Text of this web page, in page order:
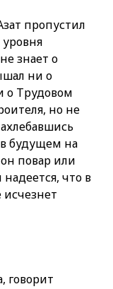
пропустил
уровня
знает о
ни о
о Трудовом
но не
в будущем на
повар или
что в
говорит